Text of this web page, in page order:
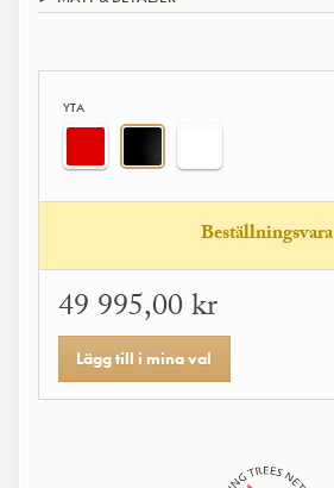
YTA
Beställningsvara
49 995,00 kr
Lägg till i mina val